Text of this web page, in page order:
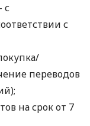
с
с
переводов
на срок от 7